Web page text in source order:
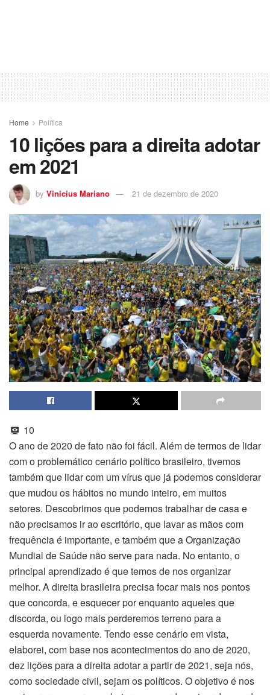
Home Política
10 lições para a direita adotar
em 2021
by Vinicius Mariano 21 de dezembro de 2020
10
O ano de 2020 de fato não foi fácil. Além de termos de lidar
com o problemático cenário político brasileiro, tivemos
também que lidar com um vírus que já podemos considerar
que mudou os hábitos no mundo inteiro, em muitos
setores. Descobrimos que podemos trabalhar de casa e
não precisamos ir ao escritório, que lavar as mãos com
frequência é importante, e também que a Organização
Mundial de Saúde não serve para nada. No entanto, o
principal aprendizado é que temos de nos organizar
melhor. A direita brasileira precisa focar mais nos pontos
que concorda, e esquecer por enquanto aqueles que
discorda, ou logo mais perderemos terreno para a
esquerda novamente. Tendo esse cenário em vista,
elaborei, com base nos acontecimentos do ano de 2020,
dez lições para a direita adotar a partir de 2021, seja nós,
como sociedade civil, sejam os políticos. O objetivo é nos